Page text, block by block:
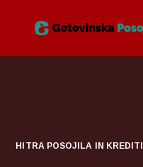
HITRA POSOJILA IN KREDITI